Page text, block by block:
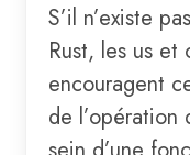
S’il n’existe
Rust, les us et
encouragent
de l’opération